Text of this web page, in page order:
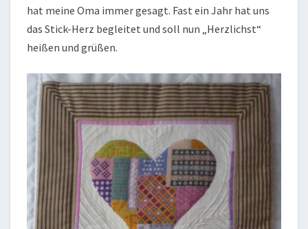
hat meine Oma immer gesagt. Fast ein Jahr hat uns
das Stick-Herz begleitet und soll nun „Herzlichst“
heißen und grüßen.